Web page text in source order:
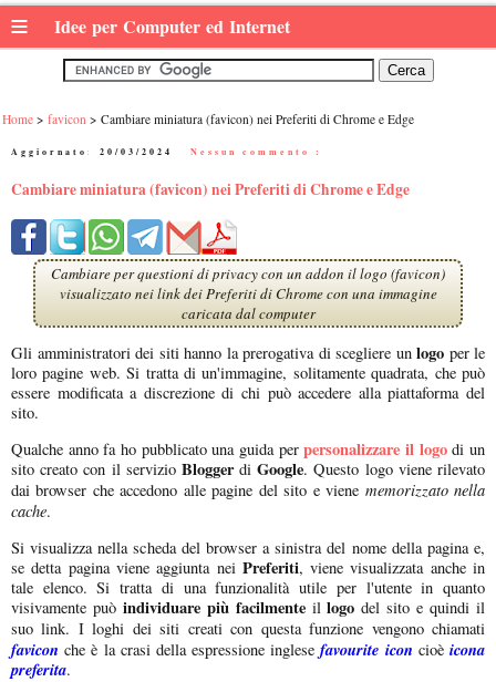
≡ Idee per Computer ed Internet
Home favicon Cambiare miniatura (favicon) nei Preferiti di Chrome e Edge
Aggiornato: 20/03/2024 Nessun commento :
Cambiare miniatura (favicon) nei Preferiti di Chrome e Edge
Cambiare per questioni di privacy con un addon il logo (favicon)
visualizzato nei link dei Preferiti di Chrome con una immagine
caricata dal computer
Gli amministratori dei siti hanno la prerogativa di scegliere un logo per le
loro pagine web. Si tratta di un'immagine, solitamente quadrata, che può
essere modificata a discrezione di chi può accedere alla piattaforma del
sito.
Qualche anno fa ho pubblicato una guida perpersonalizzare il logodi un
sito creato con il servizioBloggerdiGoogle. Questo logo viene rilevato
dai browser che accedono alle pagine del sito e viene memorizzato nella
cache.
Si visualizza nella scheda del browser a sinistra del nome della pagina e,
se detta pagina viene aggiunta neiPreferiti, viene visualizzata anche in
tale elenco. Si tratta di una funzionalità utile per l'utente in quanto
visivamente può individuare più facilmenteillogo del sito e quindi il
suo link. I loghi dei siti creati con questa funzione vengono chiamati
favicon che è la crasi della espressione inglese favourite icon cioèicona
preferita.